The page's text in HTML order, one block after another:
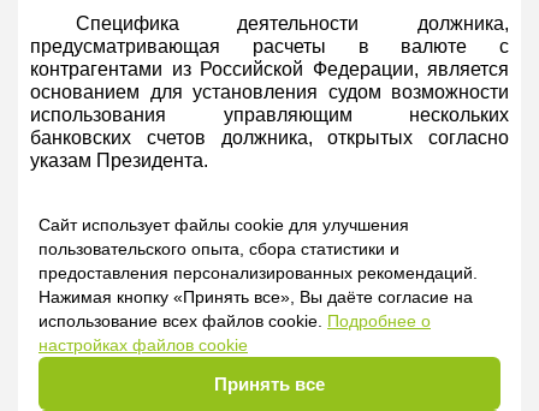
Сайт использует файлы cookie для улучшения
пользовательского опыта, сбора статистики и
предоставления персонализированных рекомендаций.
Нажимая кнопку «Принять все», Вы даёте согласие на
использование всех файлов cookie. Подробнее о
настройках файлов cookie
Принять все
Специфика деятельности должника,
предусматривающая расчеты в валюте с
контрагентами из Российской Федерации, является
основанием для установления судом возможности
использования управляющим нескольких
банковских счетов должника, открытых согласно
указам Президента.
Споры об отказе управляющего
от исполнения договоров должника
Решение экономического суда Витебской
области от 14.04.2026 по делу № 152ИП2670.
Управляющий вправе отказаться от